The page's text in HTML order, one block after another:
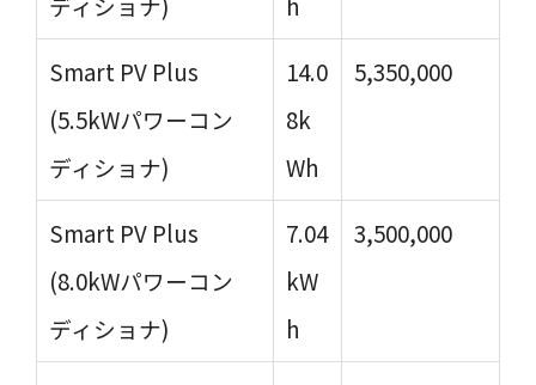
Smart PV Plus
(5.5kWパワーコン
ディショナ)
14.0
8k
Wh
5,350,000
Smart PV Plus
(8.0kWパワーコン
ディショナ)
7.04
kW
h
3,500,000